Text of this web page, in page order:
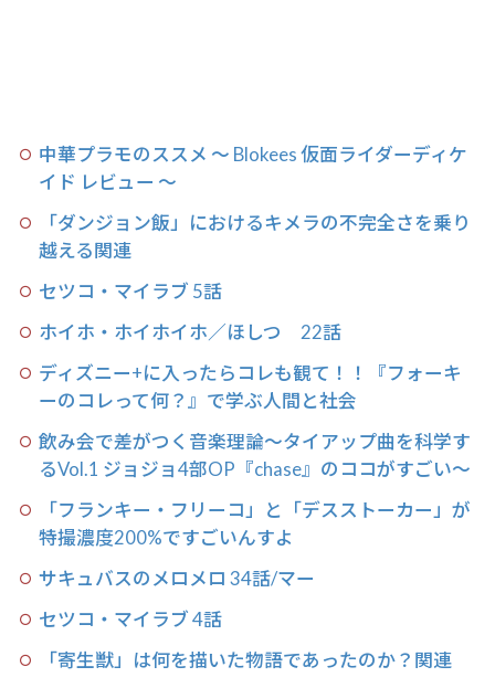
中華プラモのススメ 〜 Blokees 仮面ライダーディケ
イド レビュー 〜
「ダンジョン飯」におけるキメラの不完全さを乗り
越える関連
セツコ・マイラブ 5話
ホイホ・ホイホイホ／ほしつ 22話
ディズニー+に入ったらコレも観て！！『フォーキ
ーのコレって何？』で学ぶ人間と社会
飲み会で差がつく音楽理論〜タイアップ曲を科学す
るVol.1 ジョジョ4部OP『chase』のココがすごい〜
「フランキー・フリーコ」と「デスストーカー」が
特撮濃度200%ですごいんすよ
サキュバスのメロメロ 34話/マー
セツコ・マイラブ 4話
「寄生獣」は何を描いた物語であったのか？関連